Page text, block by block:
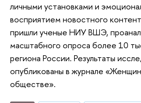
личными установками и
восприятием новостного
пришли ученые НИУ ВШЭ,
масштабного опроса более 10
региона России. Результаты
опубликованы в журнале
обществе».